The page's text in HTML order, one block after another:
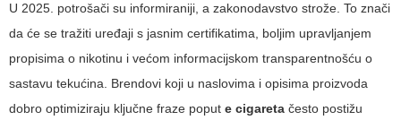
U 2025. potrošači su informiraniji, a zakonodavstvo strože. To znači
da će se tražiti uređaji s jasnim certifikatima, boljim upravljanjem
propisima o nikotinu i većom informacijskom transparentnošću o
sastavu tekućina. Brendovi koji u naslovima i opisima proizvoda
dobro optimiziraju ključne fraze poput e cigareta često postižu